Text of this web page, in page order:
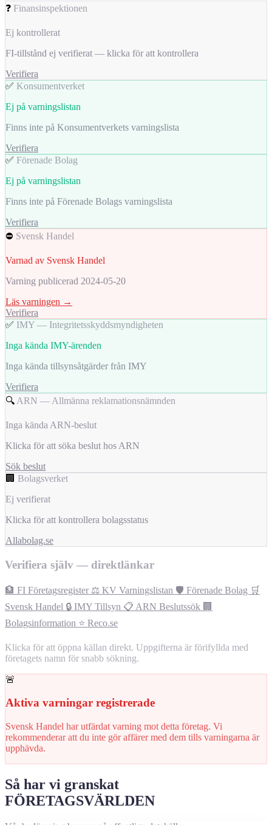
❓ Finansinspektionen
Ej kontrollerat
FI-tillstånd ej verifierat — klicka för att kontrollera
Verifiera
✅ Konsumentverket
Ej på varningslistan
Finns inte på Konsumentverkets varningslista
Verifiera
✅ Förenade Bolag
Ej på varningslistan
Finns inte på Förenade Bolags varningslista
Verifiera
⛔ Svensk Handel
Varnad av Svensk Handel
Varning publicerad 2024-05-20
Läs varningen →
Verifiera
✅ IMY — Integritetsskyddsmyndigheten
Inga kända IMY-ärenden
Inga kända tillsynsåtgärder från IMY
Verifiera
🔍 ARN — Allmänna reklamationsnämnden
Inga kända ARN-beslut
Klicka för att söka beslut hos ARN
Sök beslut
🏢 Bolagsverket
Ej verifierat
Klicka för att kontrollera bolagsstatus
Allabolag.se
Verifiera själv — direktlänkar
🏦 FI Företagsregister ⚖️ KV Varningslistan 🛡️ Förenade Bolag 🛒
Svensk Handel 🔒 IMY Tillsyn 📋 ARN Beslutssök 🏢
Bolagsinformation ⭐ Reco.se
Klicka för att öppna källan direkt. Uppgifterna är förifyllda med
företagets namn för snabb sökning.
🚨
Aktiva varningar registrerade
Svensk Handel har utfärdat varning mot detta företag. Vi
rekommenderar att du inte gör affärer med dem tills varningarna är
upphävda.
Så har vi granskat
FÖRETAGSVÄRLDEN